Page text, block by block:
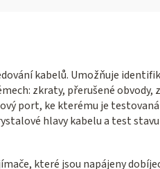
kabelů. Umožňuje
zkraty, přerušené obvody,
port, ke kterému je
hlavy kabelu a test
které jsou napájeny